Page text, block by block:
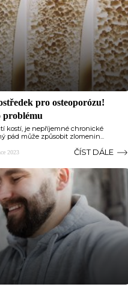
pro osteoporózu!
problému
kostí, je nepříjemné chronické
pád může způsobit zlomenin...
2023 ČÍST DÁLE